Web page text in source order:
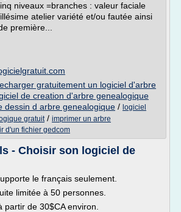
niveaux =branches : valeur faciale
atelier variété et/ou fautée ainsi
première...
gratuitement un logiciel d'arbre
de creation d'arbre genealogique
dessin d arbre genealogique / logiciel
gratuit/ imprimer un arbre
d'un fichier gedcom
- Choisir son logiciel de
le français seulement.
limitée à 50 personnes.
partir de 30$CA environ.